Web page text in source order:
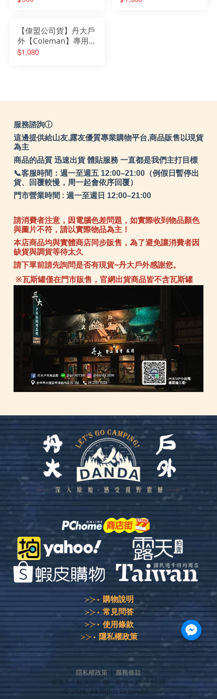
【偉盟公司貨】丹大戶
外【Coleman】專用邊
架For不鏽鋼焚火台
$1,080
服務諮詢ⓘ
這邊提供給山友,露友優質專業購物平台,商品販售以現貨
為主
商品的品質 迅速出貨 體貼服務 一直都是我們主打目標
📞客服時間：週一至週五 12:00–21:00（例假日暫停出
貨、回覆較慢，周一起會依序回覆）
門市營業時間 : 週一至週日 12:00–21:00
請消費者注意，因電腦色差問題，如實際收到物品顏色
與圖片不符，請以實際物品為主！
本店商品均與實體商店同步販售，為了避免讓消費者因
缺貨與調貨等待太久
請下單前請先詢問是否有現貨~丹大戶外感謝您。
※瓦斯罐僅在門市販售，官網出貨商品皆不含瓦斯罐
購物說明
常見問答
使用條款
隱私權政策
隱私權政策
服務條款
營業人： 蘇淑芬 統一編號： 25286896
© 2026, All Rights Reserved.